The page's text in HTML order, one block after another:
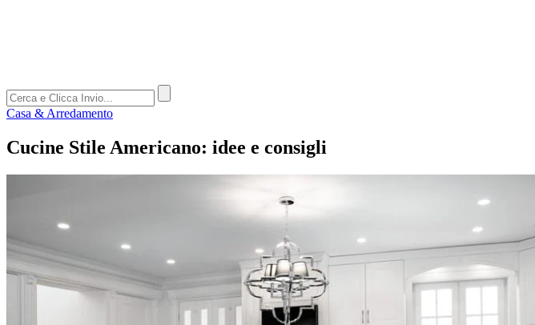
Casa & Arredamento
Cucine Stile Americano: idee e consigli